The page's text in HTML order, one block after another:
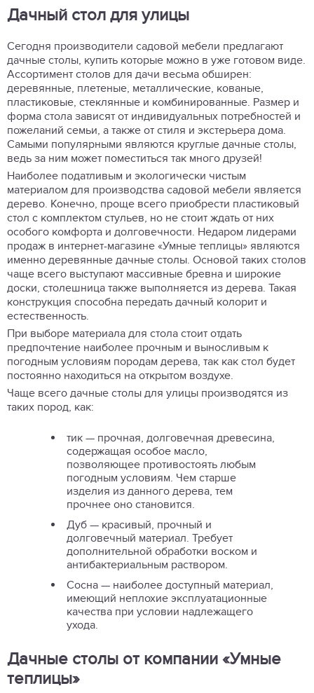
Дачный стол для улицы
Сегодня производители садовой мебели предлагают
дачные столы, купить которые можно в уже готовом виде.
Ассортимент столов для дачи весьма обширен:
деревянные, плетеные, металлические, кованые,
пластиковые, стеклянные и комбинированные. Размер и
форма стола зависят от индивидуальных потребностей и
пожеланий семьи, а также от стиля и экстерьера дома.
Самыми популярными являются круглые дачные столы,
ведь за ним может поместиться так много друзей!
Наиболее податливым и экологически чистым
материалом для производства садовой мебели является
дерево. Конечно, проще всего приобрести пластиковый
стол с комплектом стульев, но не стоит ждать от них
особого комфорта и долговечности. Недаром лидерами
продаж в интернет-магазине «Умные теплицы» являются
именно деревянные дачные столы. Основой таких столов
чаще всего выступают массивные бревна и широкие
доски, столешница также выполняется из дерева. Такая
конструкция способна передать дачный колорит и
естественность.
При выборе материала для стола стоит отдать
предпочтение наиболее прочным и выносливым к
погодным условиям породам дерева, так как стол будет
постоянно находиться на открытом воздухе.
Чаще всего дачные столы для улицы производятся из
таких пород, как:
тик — прочная, долговечная древесина,
содержащая особое масло,
позволяющее противостоять любым
погодным условиям. Чем старше
изделия из данного дерева, тем
прочнее оно становится.
Дуб — красивый, прочный и
долговечный материал. Требует
дополнительной обработки воском и
антибактериальным раствором.
Сосна — наиболее доступный материал,
имеющий неплохие эксплуатационные
качества при условии надлежащего
ухода.
Дачные столы от компании «Умные
теплицы»